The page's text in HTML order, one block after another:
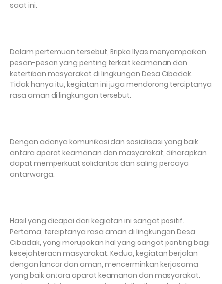
saat ini.
Dalam pertemuan tersebut, Bripka Ilyas menyampaikan
pesan-pesan yang penting terkait keamanan dan
ketertiban masyarakat di lingkungan Desa Cibadak.
Tidak hanya itu, kegiatan ini juga mendorong terciptanya
rasa aman di lingkungan tersebut.
Dengan adanya komunikasi dan sosialisasi yang baik
antara aparat keamanan dan masyarakat, diharapkan
dapat memperkuat solidaritas dan saling percaya
antarwarga.
Hasil yang dicapai dari kegiatan ini sangat positif.
Pertama, terciptanya rasa aman di lingkungan Desa
Cibadak, yang merupakan hal yang sangat penting bagi
kesejahteraan masyarakat. Kedua, kegiatan berjalan
dengan lancar dan aman, mencerminkan kerjasama
yang baik antara aparat keamanan dan masyarakat.